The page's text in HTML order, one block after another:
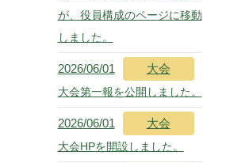
が、役員構成のページに移動
しました。
2026/06/01 大会
大会第一報を公開しました。
2026/06/01 大会
大会HPを開設しました。